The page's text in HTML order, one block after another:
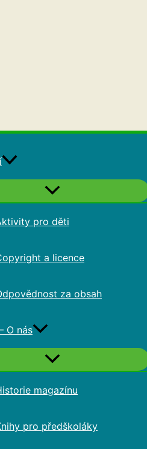
pro děti
a licence
za obsah
O nás
magazínu
pro předškoláky